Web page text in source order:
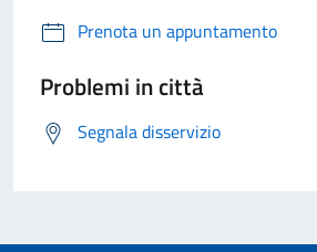
Prenota un appuntamento
Problemi in città
Segnala disservizio